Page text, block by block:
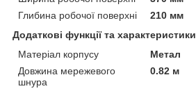
Глибина робочої поверхні
210 мм
Додаткові функції та характеристики
Матеріал корпусу
Метал
Довжина мережевого
шнура
0.82 м